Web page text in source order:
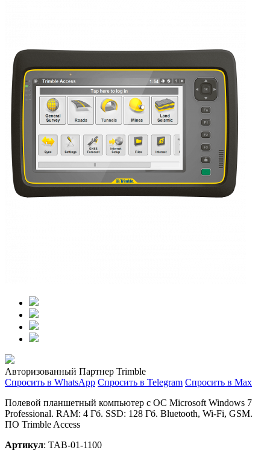
Авторизованный Партнер Trimble
Спросить в WhatsApp Спросить в Telegram Спросить в Max
Полевой планшетный компьютер с ОС Microsoft Windows 7
Professional. RAM: 4 Гб. SSD: 128 Гб. Bluetooth, Wi-Fi, GSM.
ПО Trimble Access
Артикул: TAB-01-1100